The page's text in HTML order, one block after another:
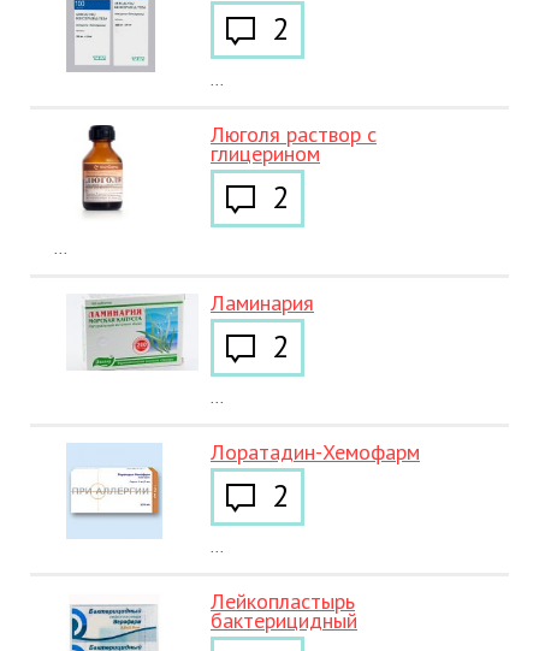
2
...
Люголя раствор с
глицерином
2
...
Ламинария
2
...
Лоратадин-Хемофарм
2
...
Лейкопластырь
бактерицидный